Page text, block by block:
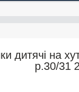
дитячі на
р.30/31